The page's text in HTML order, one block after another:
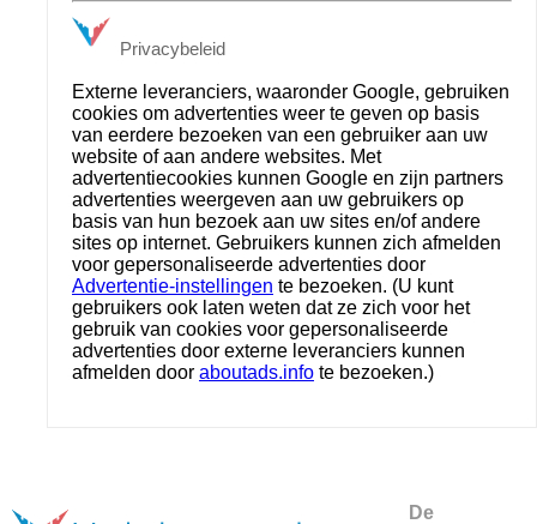
Privacybeleid
Externe leveranciers, waaronder Google, gebruiken
cookies om advertenties weer te geven op basis
van eerdere bezoeken van een gebruiker aan uw
website of aan andere websites. Met
advertentiecookies kunnen Google en zijn partners
advertenties weergeven aan uw gebruikers op
basis van hun bezoek aan uw sites en/of andere
sites op internet. Gebruikers kunnen zich afmelden
voor gepersonaliseerde advertenties door
Advertentie-instellingen te bezoeken. (U kunt
gebruikers ook laten weten dat ze zich voor het
gebruik van cookies voor gepersonaliseerde
advertenties door externe leveranciers kunnen
afmelden door aboutads.info te bezoeken.)
De